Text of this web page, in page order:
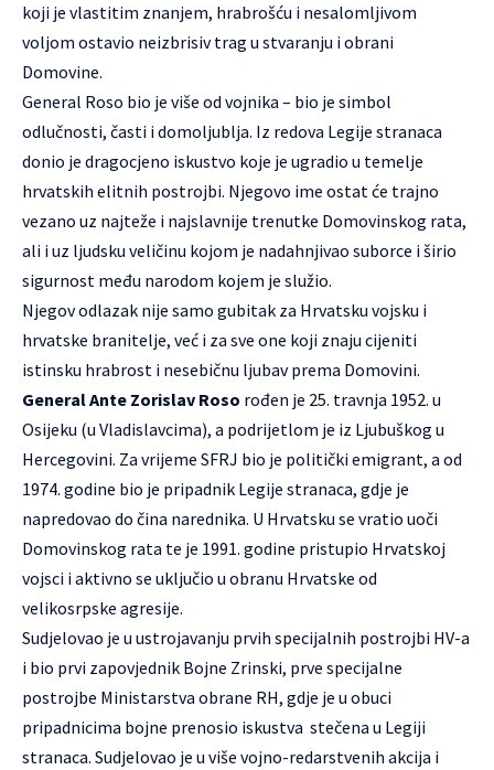
koji je vlastitim znanjem, hrabrošću i nesalomljivom
voljom ostavio neizbrisiv trag u stvaranju i obrani
Domovine.
General Roso bio je više od vojnika – bio je simbol
odlučnosti, časti i domoljublja. Iz redova Legije stranaca
donio je dragocjeno iskustvo koje je ugradio u temelje
hrvatskih elitnih postrojbi. Njegovo ime ostat će trajno
vezano uz najteže i najslavnije trenutke Domovinskog rata,
ali i uz ljudsku veličinu kojom je nadahnjivao suborce i širio
sigurnost među narodom kojem je služio.
Njegov odlazak nije samo gubitak za Hrvatsku vojsku i
hrvatske branitelje, već i za sve one koji znaju cijeniti
istinsku hrabrost i nesebičnu ljubav prema Domovini.
General Ante Zorislav Roso rođen je 25. travnja 1952. u
Osijeku (u Vladislavcima), a podrijetlom je iz Ljubuškog u
Hercegovini. Za vrijeme SFRJ bio je politički emigrant, a od
1974. godine bio je pripadnik Legije stranaca, gdje je
napredovao do čina narednika. U Hrvatsku se vratio uoči
Domovinskog rata te je 1991. godine pristupio Hrvatskoj
vojsci i aktivno se uključio u obranu Hrvatske od
velikosrpske agresije.
Sudjelovao je u ustrojavanju prvih specijalnih postrojbi HV-a
i bio prvi zapovjednik Bojne Zrinski, prve specijalne
postrojbe Ministarstva obrane RH, gdje je u obuci
pripadnicima bojne prenosio iskustva stečena u Legiji
stranaca. Sudjelovao je u više vojno-redarstvenih akcija i